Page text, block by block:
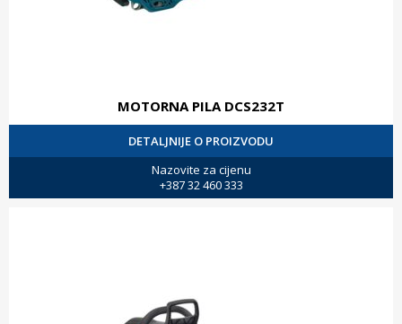
MOTORNA PILA DCS232T
DETALJNIJE O PROIZVODU
Nazovite za cijenu
+387 32 460 333